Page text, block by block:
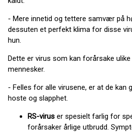
- Mere innetid og tettere samvær på
dessuten et perfekt klima for disse
hun.
Dette er virus som kan forårsake
mennesker.
- Felles for alle virusene, er at de kan
hoste og slapphet.
RS-virus er spesielt farlig for
forårsaker årlige utbrudd.